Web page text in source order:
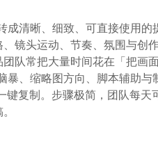
清晰、细致、可直接使用
镜头运动、节奏、氛围与创
队常把大量时间花在「把
、缩略图方向、脚本辅助与
复制。步骤极简，团队每天